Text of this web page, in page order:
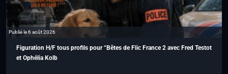
Publié le 6 août 2026
Figuration H/F tous profils pour “Bêtes de Flic France 2 avec Fred Testot
et Ophélia Kolb